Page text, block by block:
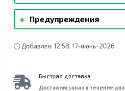
+ Предупреждения
Добавлен: 12:58, 17-июнь-2026
Быстрая доставка
Доставим заказ в течение дня.